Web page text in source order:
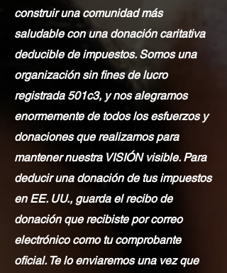
construir una comunidad más
saludable con una donación caritativa
deducible de impuestos. Somos una
organización sin fines de lucro
registrada 501c3, y nos alegramos
enormemente de todos los esfuerzos y
donaciones que realizamos para
mantener nuestra VISIÓN visible. Para
deducir una donación de tus impuestos
en EE. UU., guarda el recibo de
donación que recibiste por correo
electrónico como tu comprobante
oficial. Te lo enviaremos una vez que